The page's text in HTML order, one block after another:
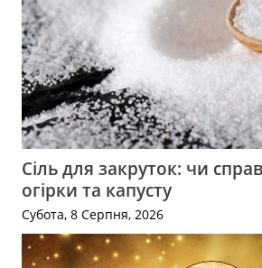
Сіль для закруток: чи
огірки та капусту
Субота, 8 Серпня, 2026